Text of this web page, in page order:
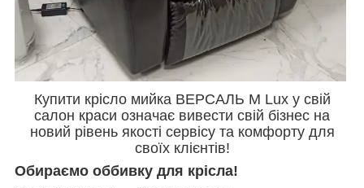
Купити крісло мийка ВЕРСАЛЬ M Lux у свій
салон краси означає вивести свій бізнес на
новий рівень якості сервісу та комфорту для
своїх клієнтів!
Обираємо оббивку для крісла!